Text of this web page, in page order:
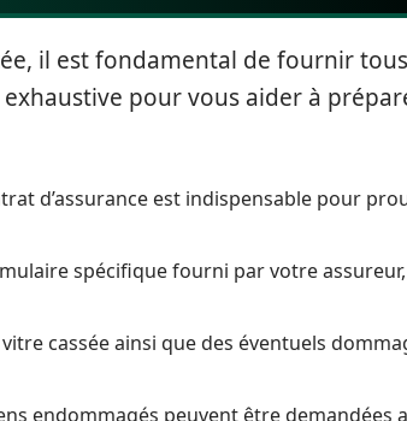
il est fondamental de fournir
pour vous aider à
d’assurance est indispensable pour
spécifique fourni par votre
cassée ainsi que des éventuels
endommagés peuvent être demandées